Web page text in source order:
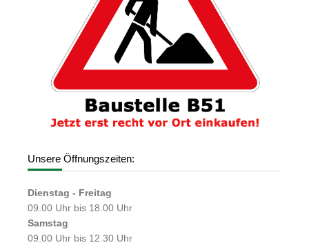
Unsere Öffnungszeiten:
Dienstag - Freitag
09.00 Uhr bis 18.00 Uhr
Samstag
09.00 Uhr bis 12.30 Uhr